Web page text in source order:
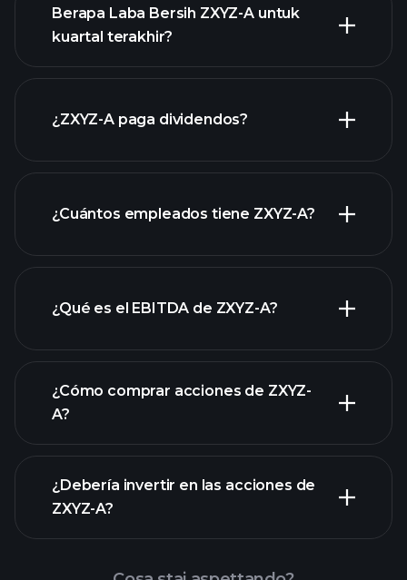
ZXYZ-A
laporan keuangan
Berapa Laba Bersih ZXYZ-A untuk
kuartal terakhir?
laporan
¿ZXYZ-A paga dividendos?
acciones de alto dividendo
¿Cuántos empleados tiene ZXYZ-A?
¿Qué es el EBITDA de ZXYZ-A?
rapporti finanziari
¿Cómo comprar acciones de ZXYZ-
A?
¿Debería invertir en las acciones de
ZXYZ-A?